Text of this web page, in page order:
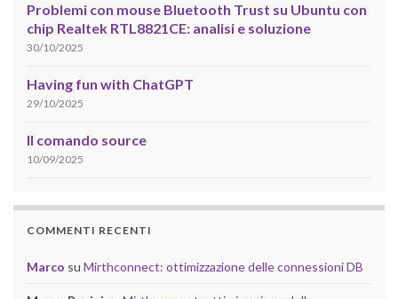
Problemi con mouse Bluetooth Trust su Ubuntu con
chip Realtek RTL8821CE: analisi e soluzione
30/10/2025
Having fun with ChatGPT
29/10/2025
Il comando source
10/09/2025
COMMENTI RECENTI
Marco su Mirthconnect: ottimizzazione delle connessioni DB